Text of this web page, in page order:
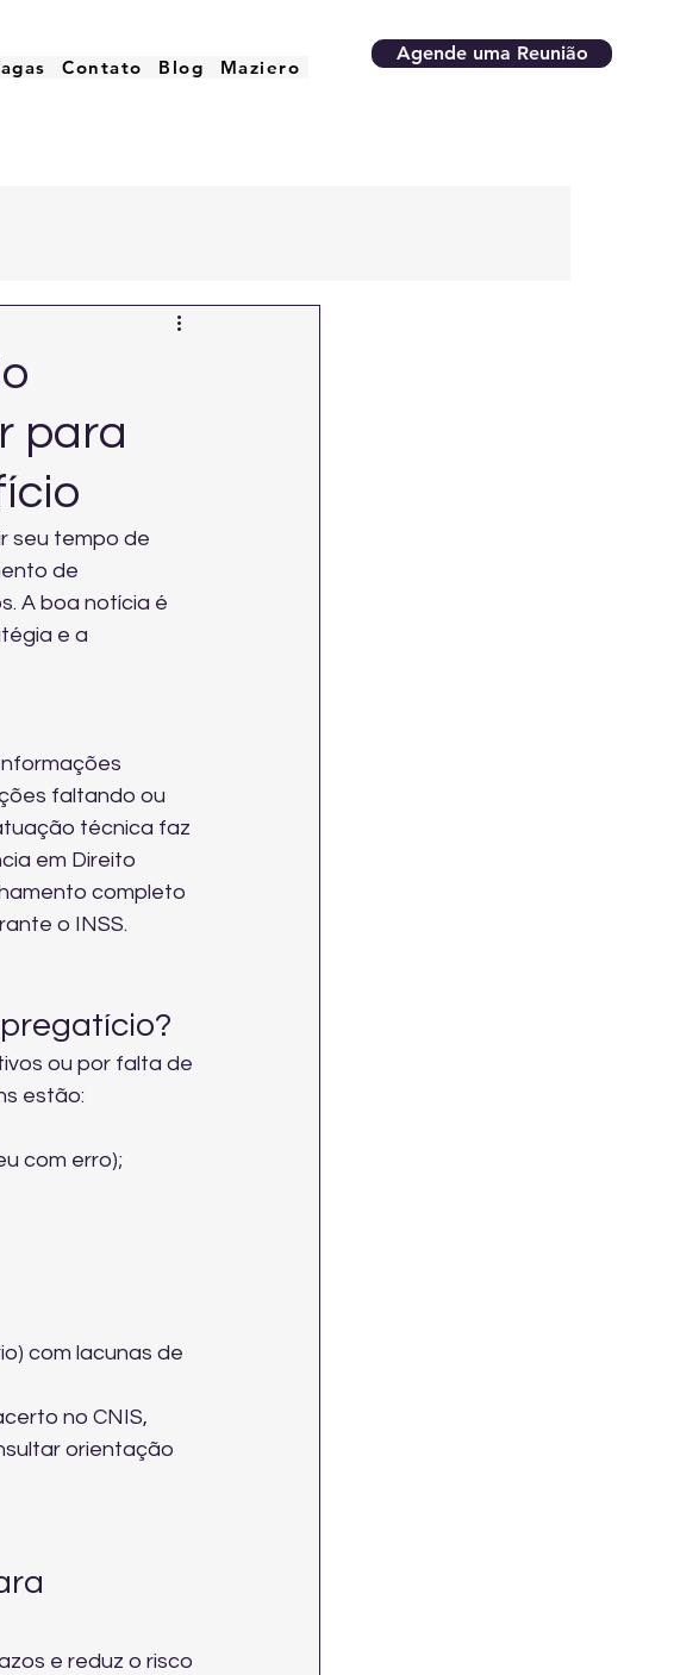
Contato Blog Maziero
Agende uma Reunião
para
seu tempo de
de
A boa notícia é
e a
faltando ou
técnica faz
em Direito
completo
o INSS.
ou por falta de
estão:
com erro);
com lacunas de
no CNIS,
orientação
e reduz o risco